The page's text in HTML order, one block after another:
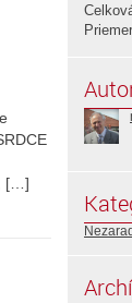
[…]